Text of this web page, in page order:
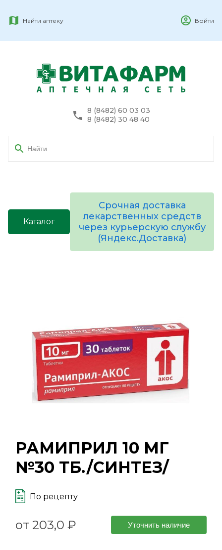
Найти аптеку Войти
8 (8482) 60 03 03
8 (8482) 30 48 40
Каталог
Срочная доставка
лекарственных средств
через курьерскую службу
(Яндекс.Доставка)
РАМИПРИЛ 10 МГ
№30 ТБ./СИНТЕЗ/
По рецепту
от 203,0 ₽ Уточнить наличие